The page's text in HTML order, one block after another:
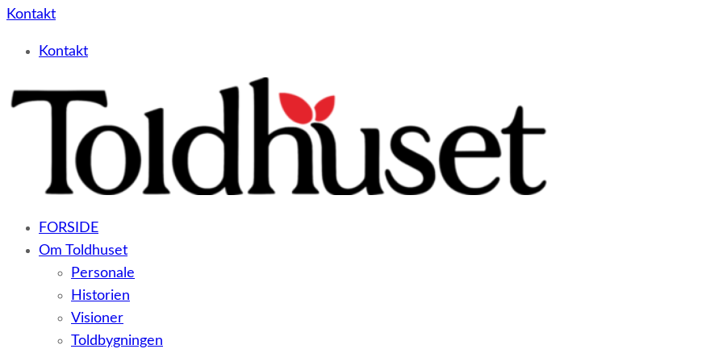
Kontakt
Kontakt
– et botilbud til voksne udviklingshæmmede og sent udviklede personer samt voksne med psykiske lidelser
FORSIDE
Om Toldhuset
Personale
Historien
Visioner
Toldbygningen